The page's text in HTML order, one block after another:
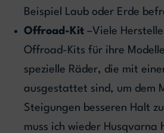
Beispiel Laub oder Erde
Offroad-Kit –Viele
Offroad-Kits für ihre
spezielle Räder, die mit
ausgestattet sind, um dem
Steigungen besseren Halt
muss ich wieder Husqvarna